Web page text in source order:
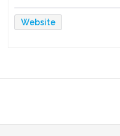
Website